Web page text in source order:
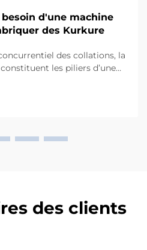
d'une machine
des Kurkure
des collations, la
les piliers d’une
unique et sa texture
des clients